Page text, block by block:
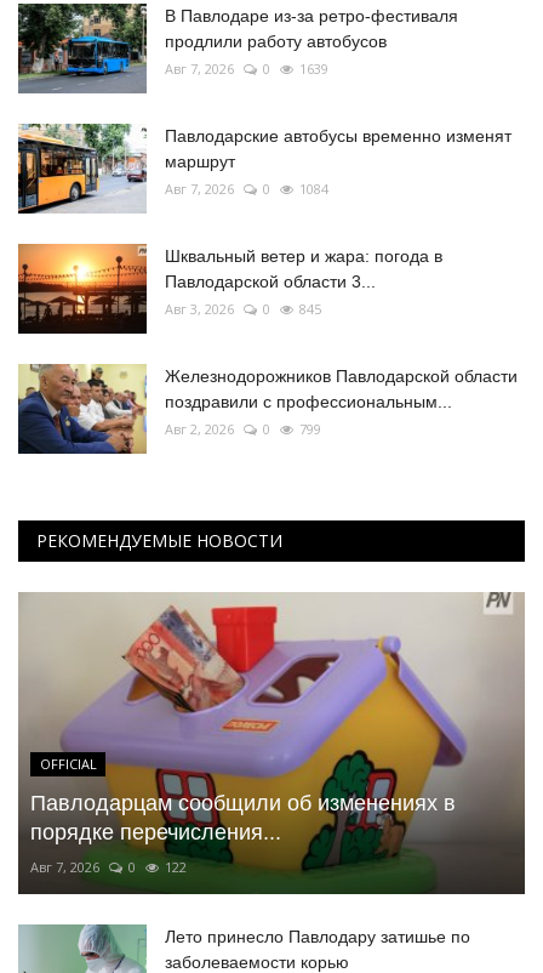
В Павлодаре из-за ретро-фестиваля
продлили работу автобусов
Авг 7, 2026 0 1639
Павлодарские автобусы временно изменят
маршрут
Авг 7, 2026 0 1084
Шквальный ветер и жара: погода в
Павлодарской области 3...
Авг 3, 2026 0 845
Железнодорожников Павлодарской области
поздравили с профессиональным...
Авг 2, 2026 0 799
РЕКОМЕНДУЕМЫЕ НОВОСТИ
OFFICIAL
Павлодарцам сообщили об изменениях в
порядке перечисления...
Авг 7, 2026 0 122
Лето принесло Павлодару затишье по
заболеваемости корью